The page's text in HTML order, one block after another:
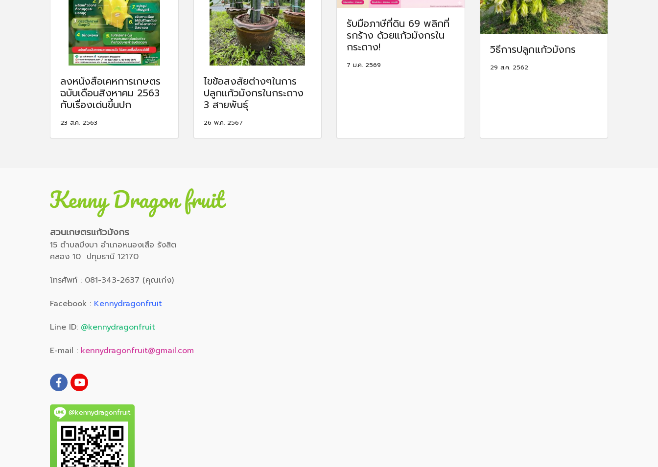
ลงหนังสือเคหการเกษตร
ฉบับเดือนสิงหาคม 2563
กับเรื่องเด่นขึ้นปก
23 ส.ค. 2563
ไขข้อสงสัยต่างๆในการ
ปลูกแก้วมังกรในกระถาง
3 สายพันธ์ุ
26 พ.ค. 2567
รับมือภาษีที่ดิน 69 พลิกที่
รกร้าง ด้วยแก้วมังกรใน
กระถาง!
7 ม.ค. 2569
วิธีการปลูก แก้วมังกร
29 ส.ค. 2562
สวนเกษตรแก้วมังกร
15 ตำบลบึงบา อำเภอหนองเสือ รังสิต
คลอง 10 ปทุมธานี 12170
โทรศัพท์ : 081-343-2637 (คุณเก่ง)
Facebook : Kennydragonfruit
Line ID: @kennydragonfruit
E-mail : kennydragonfruit@gmail.com
@kennydragonfruit